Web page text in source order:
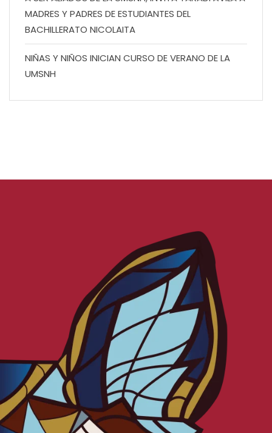
MADRES Y PADRES DE ESTUDIANTES DEL
BACHILLERATO NICOLAITA
NIÑAS Y NIÑOS INICIAN CURSO DE VERANO DE LA
UMSNH